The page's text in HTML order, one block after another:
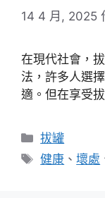
14 4 月, 2025
在現代社會，
法，許多人選
適。但在享受
分
類
拔罐
標
健康 、壞處